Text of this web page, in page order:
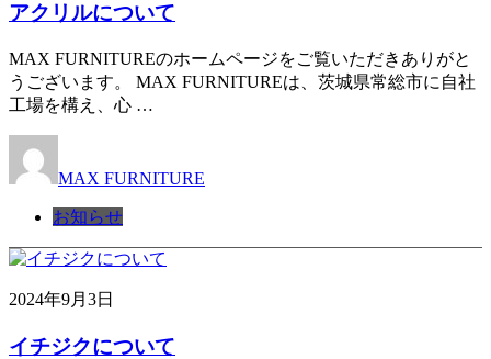
アクリルについて
MAX FURNITUREのホームページをご覧いただきありがと
うございます。 MAX FURNITUREは、茨城県常総市に自社
工場を構え、心 …
MAX FURNITURE
お知らせ
2024年9月3日
イチジクについて